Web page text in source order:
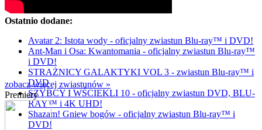
Ostatnio dodane:
Avatar 2: Istota wody - oficjalny zwiastun Blu-ray™ i DVD!
Ant-Man i Osa: Kwantomania - oficjalny zwiastun Blu-ray™
i DVD!
STRAŻNICY GALAKTYKI VOL 3 - zwiastun Blu-ray™ i
DVD
SZYBCY I WŚCIEKLI 10 - oficjalny zwiastun DVD, BLU-
RAY™ i 4K UHD!
Shazam! Gniew bogów - oficjalny zwiastun Blu-ray™ i
DVD!
zobacz więcej zwiastunów »
Premiery